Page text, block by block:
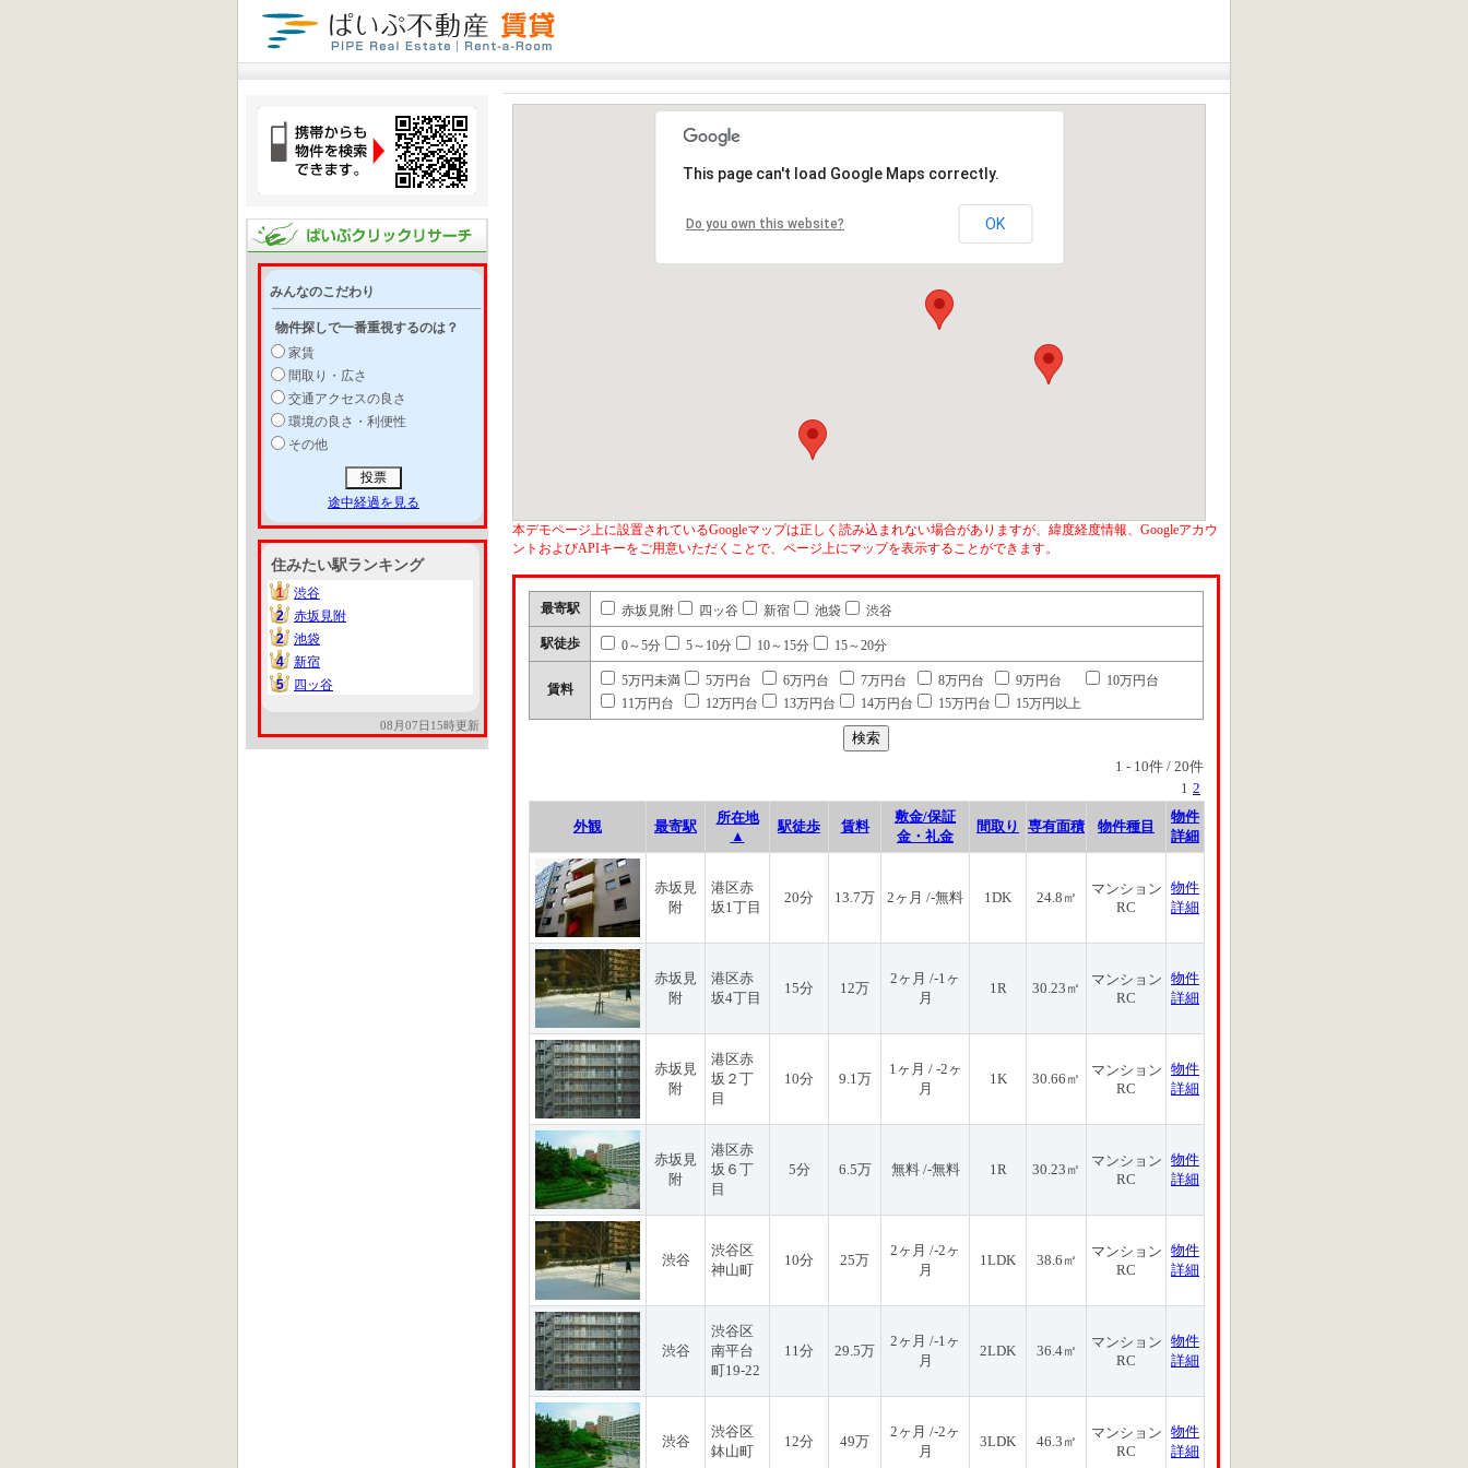
みんなのこだわり
物件探しで一番重視するのは？
家賃
間取り・広さ
交通アクセスの良さ
環境の良さ・利便性
その他
途中経過を見る
住みたい駅ランキング
1
1
渋谷
2
2
赤坂見附
2
2
池袋
4
4
新宿
5
5 四ッ谷
08月07日15時更新
This page can't load Google Maps correctly.
Do you own this website? OK
本デモページ上に設置されているGoogleマップは正しく読み込まれない場合がありますが、緯度経度情報、Googleアカウ
ントおよびAPIキーをご用意いただくことで、ページ上にマップを表示することができます。
最寄駅 赤坂見附 四ッ谷 新宿 池袋 渋谷
駅徒歩 0～5分 5～10分 10～15分 15～20分
賃料
5万円未満 5万円台 6万円台 7万円台 8万円台 9万円台
10万円台
11万円台
12万円台 13万円台 14万円台 15万円台 15万円以上
1 - 10件 / 20件
1 2
外観 最寄駅
所在地
▲
駅徒歩 賃料
敷金/保証
金・礼金
間取り 専有面積 物件種目
物件
詳細
赤坂見
附
港区赤
坂1丁目
20分 13.7万 2ヶ月 /-無料 1DK 24.8㎡
マンション
RC
物件
詳細
赤坂見
附
港区赤
坂4丁目
15分 12万
2ヶ月 /-1ヶ
月
1R 30.23㎡
マンション
RC
物件
詳細
赤坂見
附
港区赤
坂２丁
目
10分 9.1万
1ヶ月 / -2ヶ
月
1K 30.66㎡
マンション
RC
物件
詳細
赤坂見
附
港区赤
坂６丁
目
5分 6.5万 無料 /-無料 1R 30.23㎡
マンション
RC
物件
詳細
渋谷
渋谷区
神山町
10分 25万
2ヶ月 /-2ヶ
月
1LDK 38.6㎡
マンション
RC
物件
詳細
渋谷
渋谷区
南平台
町19-22
11分 29.5万
2ヶ月 /-1ヶ
月
2LDK 36.4㎡
マンション
RC
物件
詳細
渋谷
渋谷区
鉢山町
12分 49万
2ヶ月 /-2ヶ
月
3LDK 46.3㎡
マンション
RC
物件
詳細